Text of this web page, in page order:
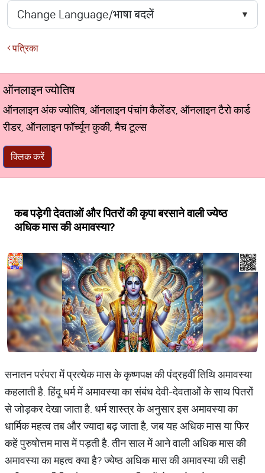
पत्रिका
ऑनलाइन ज्योतिष
ऑनलाइन अंक ज्योतिष, ऑनलाइन पंचांग कैलेंडर, ऑनलाइन टैरो कार्ड
रीडर, ऑनलाइन फॉर्च्यून कुकी, मैच टूल्स
क्लिक करें
कब पड़ेगी देवताओं और पितरों की कृपा बरसाने वाली ज्येष्ठ
अधिक मास की अमावस्या?
सनातन परंपरा में प्रत्येक मास के कृष्णपक्ष की पंद्रहवीं तिथि अमावस्या
कहलाती है. हिंदू धर्म में अमावस्या का संबंध देवी-देवताओं के साथ पितरों
से जोड़कर देखा जाता है. धर्म शास्त्र के अनुसार इस अमावस्या का
धार्मिक महत्व तब और ज्यादा बढ़ जाता है, जब यह अधिक मास या फिर
कहें पुरुषोत्तम मास में पड़ती है. तीन साल में आने वाली अधिक मास की
अमावस्या का महत्व क्या है? ज्येष्ठ अधिक मास की अमावस्या की सही